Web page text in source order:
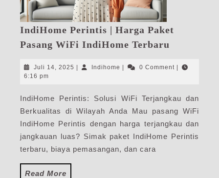
IndiHome Perintis | Harga Paket
Pasang WiFi IndiHome Terbaru
|
Pasang
WiFi
IndiHome
Terbaru
Juli 14, 2025 Juli
| Indihome Indihome
| 0 Comment |
6:16 pm
IndiHome Perintis: Solusi WiFi Terjangkau dan
Berkualitas di Wilayah Anda Mau pasang WiFi
IndiHome Perintis dengan harga terjangkau dan
jangkauan luas? Simak paket IndiHome Perintis
terbaru, biaya pemasangan, dan cara
Read More